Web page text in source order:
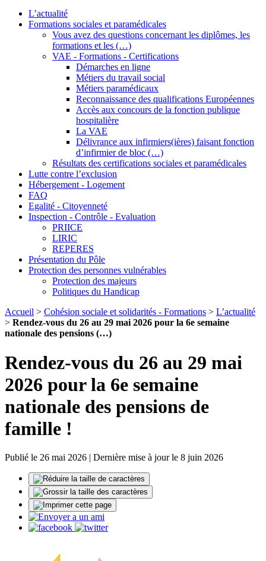
L’actualité
Formations sociales et paramédicales
Vous avez des questions concernant les diplômes, les
formations et les (…)
VAE - Formations - Certifications
Démarches en ligne
Métiers du travail social
Métiers paramédicaux
Reconnaissance des qualifications Européennes
Accès aux concours de la fonction publique
hospitalière
La VAE
Délivrance aux infirmiers(ières) faisant fonction
d’infirmier de bloc (…)
Résultats des certifications sociales et paramédicales
Lutte contre l’exclusion
Hébergement - Logement
FAQ
Egalité - Citoyenneté
Inspection - Contrôle - Evaluation
PRIICE
LIRIC
REPERES
Présentation du Pôle
Protection des personnes vulnérables
Protection des majeurs
Politiques du Handicap
Accueil > Cohésion sociale et solidarités - Formations > L’actualité
> Rendez-vous du 26 au 29 mai 2026 pour la 6e semaine
nationale des pensions (…)
Rendez-vous du 26 au 29 mai
2026 pour la 6e semaine
nationale des pensions de
famille !
Publié le 26 mai 2026 | Dernière mise à jour le 8 juin 2026